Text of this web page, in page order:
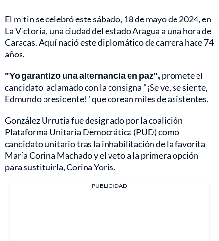
El mitin se celebró este sábado, 18 de mayo de 2024, en
La Victoria, una ciudad del estado Aragua a una hora de
Caracas. Aquí nació este diplomático de carrera hace 74
años.
"Yo garantizo una alternancia en paz", promete el
candidato, aclamado con la consigna "¡Se ve, se siente,
Edmundo presidente!" que corean miles de asistentes.
González Urrutia fue designado por la coalición
Plataforma Unitaria Democrática (PUD) como
candidato unitario tras la inhabilitación de la favorita
María Corina Machado y el veto a la primera opción
para sustituirla, Corina Yoris.
PUBLICIDAD